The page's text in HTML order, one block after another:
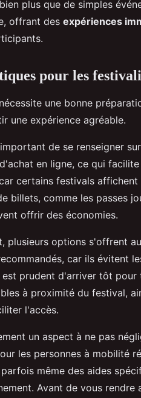
plus que de simples
offrant des expériences
pour les
une bonne
une expérience agréable.
de se renseigner
en ligne, ce qui
certains festivals
billets, comme les passes
offrir des économies.
plusieurs options s'offrent
car ils évitent
prudent d'arriver tôt pour
à proximité du festival,
l'accès.
un aspect à ne pas
les personnes à mobilité
même des aides
Avant de vous